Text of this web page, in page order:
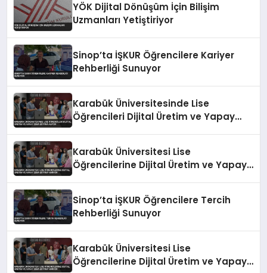
YÖK Dijital Dönüşüm İçin Bilişim
Uzmanları Yetiştiriyor
Sinop’ta İŞKUR Öğrencilere Kariyer
Rehberliği Sunuyor
Karabük Üniversitesinde Lise
Öğrencileri Dijital Üretim ve Yapay
Karabük Üniversitesi Lise
Öğrencilerine Dijital Üretim ve Yapay
Sinop’ta İŞKUR Öğrencilere Tercih
Rehberliği Sunuyor
Karabük Üniversitesi Lise
Öğrencilerine Dijital Üretim ve Yapay